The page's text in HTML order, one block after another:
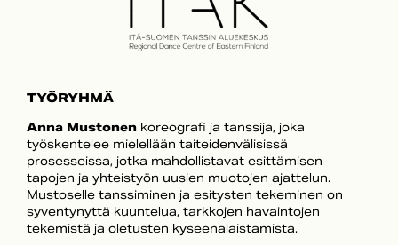
TYÖRYHMÄ
Anna Mustonen koreografi ja tanssija, joka
työskentelee mielellään taiteidenvälisissä
prosesseissa, jotka mahdollistavat esittämisen
tapojen ja yhteistyön uusien muotojen ajattelun.
Mustoselle tanssiminen ja esitysten tekeminen on
syventynyttä kuuntelua, tarkkojen havaintojen
tekemistä ja oletusten kyseenalaistamista.